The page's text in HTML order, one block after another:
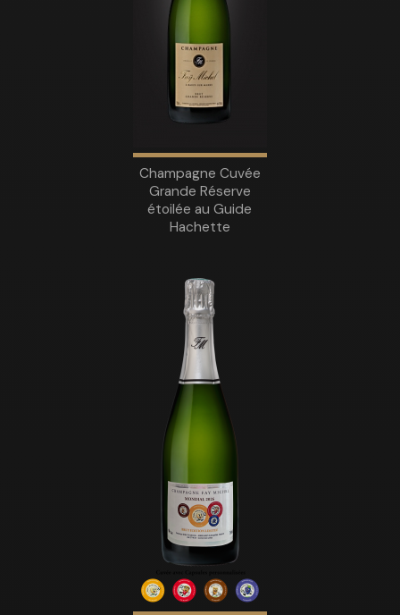
Champagne Cuvée
Grande Réserve
étoilée au Guide
Hachette